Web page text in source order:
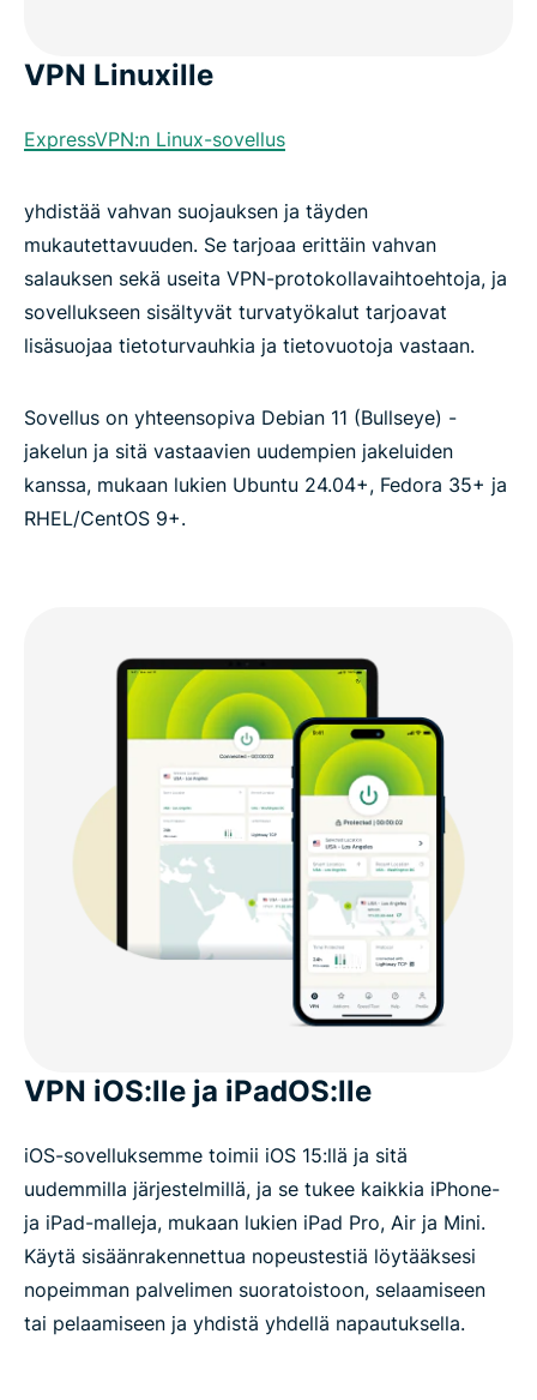
VPN Linuxille
ExpressVPN:n Linux-sovellus
yhdistää vahvan suojauksen ja täyden
mukautettavuuden. Se tarjoaa erittäin vahvan
salauksen sekä useita VPN-protokollavaihtoehtoja, ja
sovellukseen sisältyvät turvatyökalut tarjoavat
lisäsuojaa tietoturvauhkia ja tietovuotoja vastaan.
Sovellus on yhteensopiva Debian 11 (Bullseye) -
jakelun ja sitä vastaavien uudempien jakeluiden
kanssa, mukaan lukien Ubuntu 24.04+, Fedora 35+ ja
RHEL/CentOS 9+.
VPN iOS:lle ja iPadOS:lle
iOS-sovelluksemme toimii iOS 15:llä ja sitä
uudemmilla järjestelmillä, ja se tukee kaikkia iPhone-
ja iPad-malleja, mukaan lukien iPad Pro, Air ja Mini.
Käytä sisäänrakennettua nopeustestiä löytääksesi
nopeimman palvelimen suoratoistoon, selaamiseen
tai pelaamiseen ja yhdistä yhdellä napautuksella.